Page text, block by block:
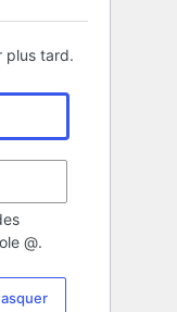
plus tard.
@.